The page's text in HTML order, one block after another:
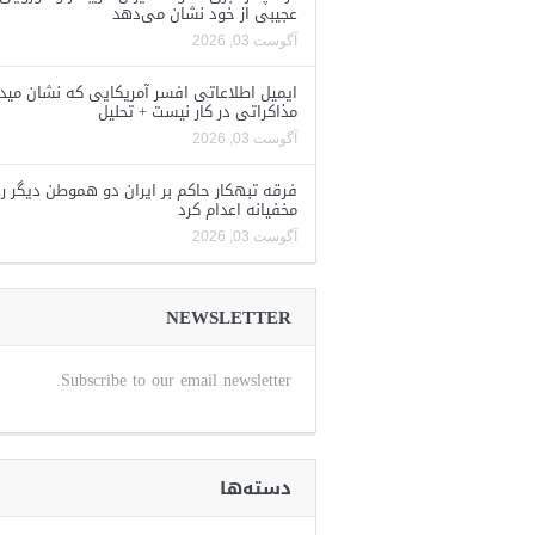
عجیبی از خود نشان می‌دهد
آگوست 03, 2026
ایمیل اطلاعاتی افسر آمریکایی که نشان
مذاکراتی در کار نیست + تحلیل
آگوست 03, 2026
فرقه تبهکار حاکم بر ایران دو هموطن دیگر
مخفیانه اعدام کرد
آگوست 03, 2026
NEWSLETTER
Subscribe to our email newsletter.
دسته‌ها